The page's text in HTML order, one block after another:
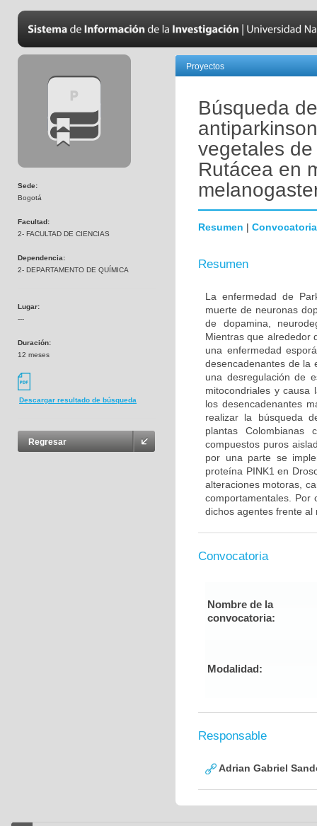
Sede:
Bogotá
Facultad:
2- FACULTAD DE CIENCIAS
Dependencia:
2- DEPARTAMENTO DE QUÍMICA
Lugar:
---
Duración:
12 meses
Descargar resultado de búsqueda
Regresar
Proyectos
Búsqueda
vegetales
Rutácea en
Resumen | Convocatoria
Resumen
La enfermedad de
muerte de neuronas
de dopamina,
Mientras que alrededor
una enfermedad
desencadenantes de la
una desregulación de
mitocondriales y causa
los desencadenantes
realizar la búsqueda
plantas Colombianas
compuestos puros
por una parte se
proteína PINK1 en
alteraciones motoras,
comportamentales. Por
dichos agentes frente al
Convocatoria
Nombre de la
convocatoria:
Modalidad:
Responsable
Adrian Gabriel